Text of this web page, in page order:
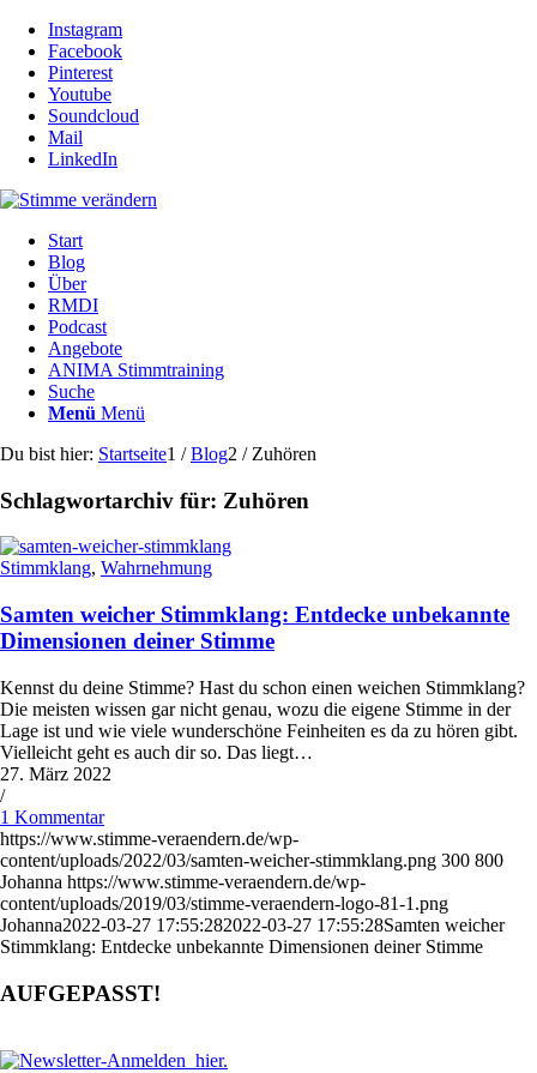
Instagram
Facebook
Pinterest
Youtube
Soundcloud
Mail
LinkedIn
Start
Blog
Über
RMDI
Podcast
Angebote
ANIMA Stimmtraining
Suche
Menü Menü
Du bist hier: Startseite1 / Blog2 / Zuhören
Schlagwortarchiv für: Zuhören
Stimmklang, Wahrnehmung
Samten weicher Stimmklang: Entdecke unbekannte
Dimensionen deiner Stimme
Kennst du deine Stimme? Hast du schon einen weichen Stimmklang?
Die meisten wissen gar nicht genau, wozu die eigene Stimme in der
Lage ist und wie viele wunderschöne Feinheiten es da zu hören gibt.
Vielleicht geht es auch dir so. Das liegt…
27. März 2022
/
1 Kommentar
https://www.stimme-veraendern.de/wp-
content/uploads/2022/03/samten-weicher-stimmklang.png 300 800
Johanna https://www.stimme-veraendern.de/wp-
content/uploads/2019/03/stimme-veraendern-logo-81-1.png
Johanna2022-03-27 17:55:282022-03-27 17:55:28Samten weicher
Stimmklang: Entdecke unbekannte Dimensionen deiner Stimme
AUFGEPASST!